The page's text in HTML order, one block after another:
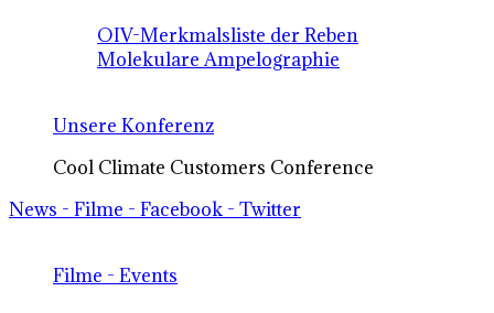
OIV-Merkmalsliste der Reben
Molekulare Ampelographie
Unsere Konferenz
Cool Climate Customers Conference
News - Filme - Facebook - Twitter
Filme - Events